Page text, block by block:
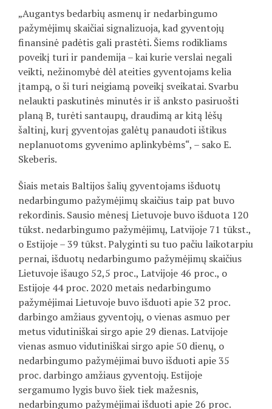
„Augantys bedarbių asmenų ir nedarbingumo
pažymėjimų skaičiai signalizuoja, kad gyventojų
finansinė padėtis gali prastėti. Šiems rodikliams
poveikį turi ir pandemija – kai kurie verslai negali
veikti, nežinomybė dėl ateities gyventojams kelia
įtampą, o ši turi neigiamą poveikį sveikatai. Svarbu
nelaukti paskutinės minutės ir iš anksto pasiruošti
planą B, turėti santaupų, draudimą ar kitą lėšų
šaltinį, kurį gyventojas galėtų panaudoti ištikus
neplanuotoms gyvenimo aplinkybėms“, – sako E.
Skeberis.
Šiais metais Baltijos šalių gyventojams išduotų
nedarbingumo pažymėjimų skaičius taip pat buvo
rekordinis. Sausio mėnesį Lietuvoje buvo išduota 120
tūkst. nedarbingumo pažymėjimų, Latvijoje 71 tūkst.,
o Estijoje – 39 tūkst. Palyginti su tuo pačiu laikotarpiu
pernai, išduotų nedarbingumo pažymėjimų skaičius
Lietuvoje išaugo 52,5 proc., Latvijoje 46 proc., o
Estijoje 44 proc. 2020 metais nedarbingumo
pažymėjimai Lietuvoje buvo išduoti apie 32 proc.
darbingo amžiaus gyventojų, o vienas asmuo per
metus vidutiniškai sirgo apie 29 dienas. Latvijoje
vienas asmuo vidutiniškai sirgo apie 50 dienų, o
nedarbingumo pažymėjimai buvo išduoti apie 35
proc. darbingo amžiaus gyventojų. Estijoje
sergamumo lygis buvo šiek tiek mažesnis,
nedarbingumo pažymėjimai išduoti apie 26 proc.